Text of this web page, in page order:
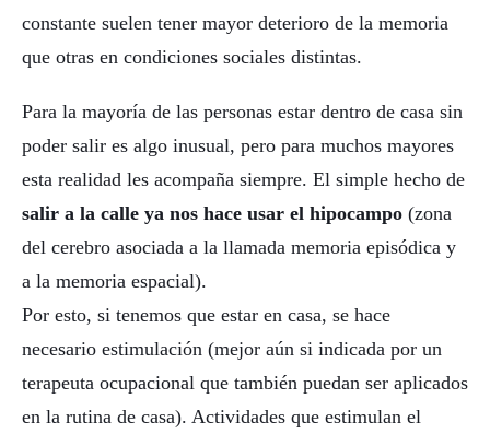
constante suelen tener mayor deterioro de la memoria
que otras en condiciones sociales distintas.
Para la mayoría de las personas estar dentro de casa sin
poder salir es algo inusual, pero para muchos mayores
esta realidad les acompaña siempre. El simple hecho de
salir a la calle ya nos hace usar el hipocampo (zona
del cerebro asociada a la llamada memoria episódica y
a la memoria espacial).
Por esto, si tenemos que estar en casa, se hace
necesario estimulación (mejor aún si indicada por un
terapeuta ocupacional que también puedan ser aplicados
en la rutina de casa). Actividades que estimulan el